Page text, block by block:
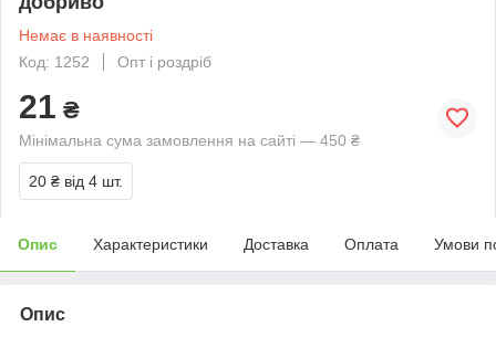
Немає в наявності
Код: 1252
Опт і роздріб
21 ₴
Мінімальна сума замовлення на сайті — 450 ₴
20 ₴ від 4 шт.
Опис Характеристики Доставка Оплата Умови
Опис